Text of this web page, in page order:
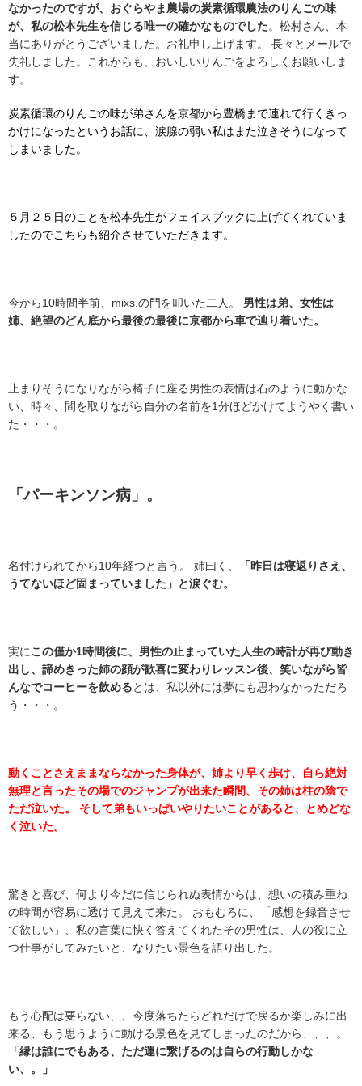
なかったのですが、おぐらやま農場の炭素循環農法のりんごの味
が、私の松本先生を信じる唯一の確かなものでした。松村さん、本
当にありがとうございました。お礼申し上げます。 長々とメールで
失礼しました。これからも、おいしいりんごをよろしくお願いしま
す。
炭素循環のりんごの味が弟さんを京都から豊橋まで連れて行くきっ
かけになったというお話に、涙腺の弱い私はまた泣きそうになって
しまいました。
５月２５日のことを松本先生がフェイスブックに上げてくれていま
したのでこちらも紹介させていただきます。
今から10時間半前、mixs.の門を叩いた二人。 男性は弟、女性は
姉、絶望のどん底から最後の最後に京都から車で辿り着いた。
止まりそうになりながら椅子に座る男性の表情は石のように動かな
い、時々、間を取りながら自分の名前を1分ほどかけてようやく書い
た・・・。
「パーキンソン病」。
名付けられてから10年経つと言う。 姉曰く、
「昨日は寝返りさえ、
うてないほど固まっていました」と涙ぐむ。
実にこの僅か1時間後に、男性の止まっていた人生の時計が再び動き
出し、諦めきった姉の顔が歓喜に変わりレッスン後、笑いながら皆
んなでコーヒーを飲めるとは、私以外には夢にも思わなかっただろ
う・・・。
動くことさえままならなかった身体が、姉より早く歩け、自ら絶対
無理と言ったその場でのジャンプが出来た瞬間、その姉は柱の陰で
ただ泣いた。 そして弟もいっぱいやりたいことがあると、とめどな
く泣いた。
驚きと喜び、何より今だに信じられぬ表情からは、想いの積み重ね
の時間が容易に透けて見えて来た。 おもむろに、「感想を録音させ
て欲しい」、私の言葉に快く答えてくれたその男性は、人の役に立
つ仕事がしてみたいと、なりたい景色を語り出した。
もう心配は要らない、、今度落ちたらどれだけで戻るか楽しみに出
来る、もう思うように動ける景色を見てしまったのだから、、、。
「縁は誰にでもある、ただ運に繋げるのは自らの行動しかな
い、。」